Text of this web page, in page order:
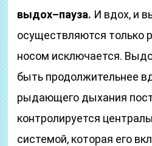
выдох–пауза. И вдох, и
осуществляются только
носом исключается.
быть продолжительнее
рыдающего дыхания
контролируется
системой, которая его